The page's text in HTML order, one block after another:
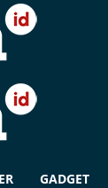
GADGET